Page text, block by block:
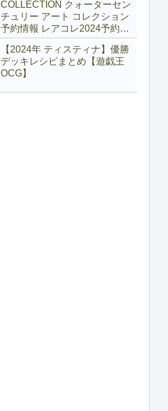
COLLECTION クォーターセン
チュリー アート コレクション
予約情報 レアコレ2024予約
【遊戯王】
【2024年 ティスティナ】優勝
デッキレシピまとめ【遊戯王
OCG】